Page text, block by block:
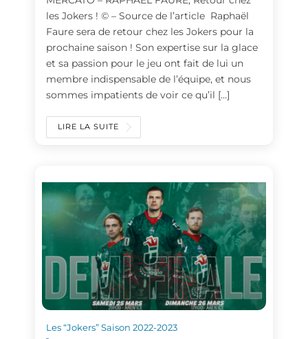
les Jokers ! © – Source de l’article Raphaël
Faure sera de retour chez les Jokers pour la
prochaine saison ! Son expertise sur la glace
et sa passion pour le jeu ont fait de lui un
membre indispensable de l’équipe, et nous
sommes impatients de voir ce qu’il […]
LIRE LA SUITE
Les “Jokers” Saison 2022-2023